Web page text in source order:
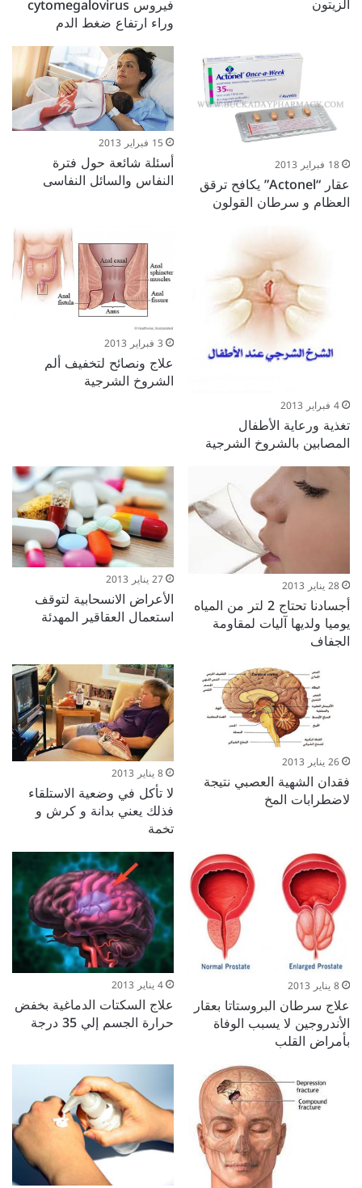
وراء ارتفاع ضغط الدم
18 فبراير 2013
عقار “Actonel” يكافح ترقق
العظام و سرطان القولون
15 فبراير 2013
أسئلة شائعة حول فترة
النفاس والسائل النفاسى
4 فبراير 2013
تغذية ورعاية الأطفال
المصابين بالشروخ الشرجية
3 فبراير 2013
علاج ونصائح لتخفيف ألم
الشروخ الشرجية
28 يناير 2013
أجسادنا تحتاج 2 لتر من المياه
يوميا ولديها آليات لمقاومة
الجفاف
27 يناير 2013
الأعراض الانسحابية لتوقف
استعمال العقاقير المهدئة
26 يناير 2013
فقدان الشهية العصبي نتيجة
لاضطرابات المخ
8 يناير 2013
لا تأكل في وضعية الاستلقاء
فذلك يعني بدانة و كرش و
تخمة
8 يناير 2013
علاج سرطان البروستاتا بعقار
الأندروجين لا يسبب الوفاة
بأمراض القلب
4 يناير 2013
علاج السكتات الدماغية بخفض
حرارة الجسم إلي 35 درجة